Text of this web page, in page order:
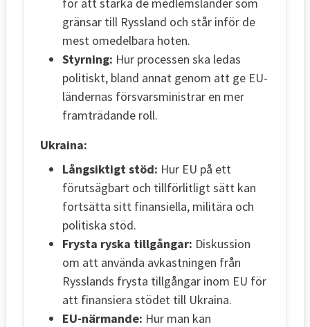
gränsar till Ryssland och står inför de
mest omedelbara hoten.
Styrning: Hur processen ska ledas
politiskt, bland annat genom att ge EU-
ländernas försvarsministrar en mer
framträdande roll.
Ukraina:
Långsiktigt stöd: Hur EU på ett
förutsägbart och tillförlitligt sätt kan
fortsätta sitt finansiella, militära och
politiska stöd.
Frysta ryska tillgångar: Diskussion
om att använda avkastningen från
Rysslands frysta tillgångar inom EU för
att finansiera stödet till Ukraina.
EU-närmande: Hur man kan